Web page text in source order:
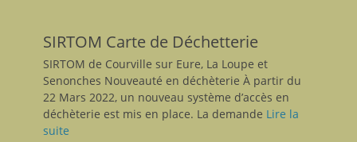
SIRTOM Carte de Déchetterie
SIRTOM de Courville sur Eure, La Loupe et
Senonches Nouveauté en déchèterie À partir du
22 Mars 2022, un nouveau système d’accès en
déchèterie est mis en place. La demande Lire la
suite